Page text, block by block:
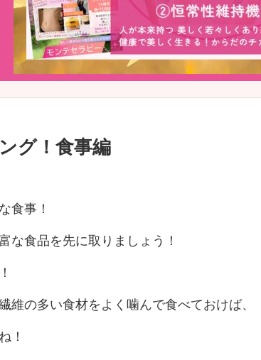
グ！食事編
食事！
な食品を先に取りましょう！
維の多い食材をよく噛んで食べておけば、
！